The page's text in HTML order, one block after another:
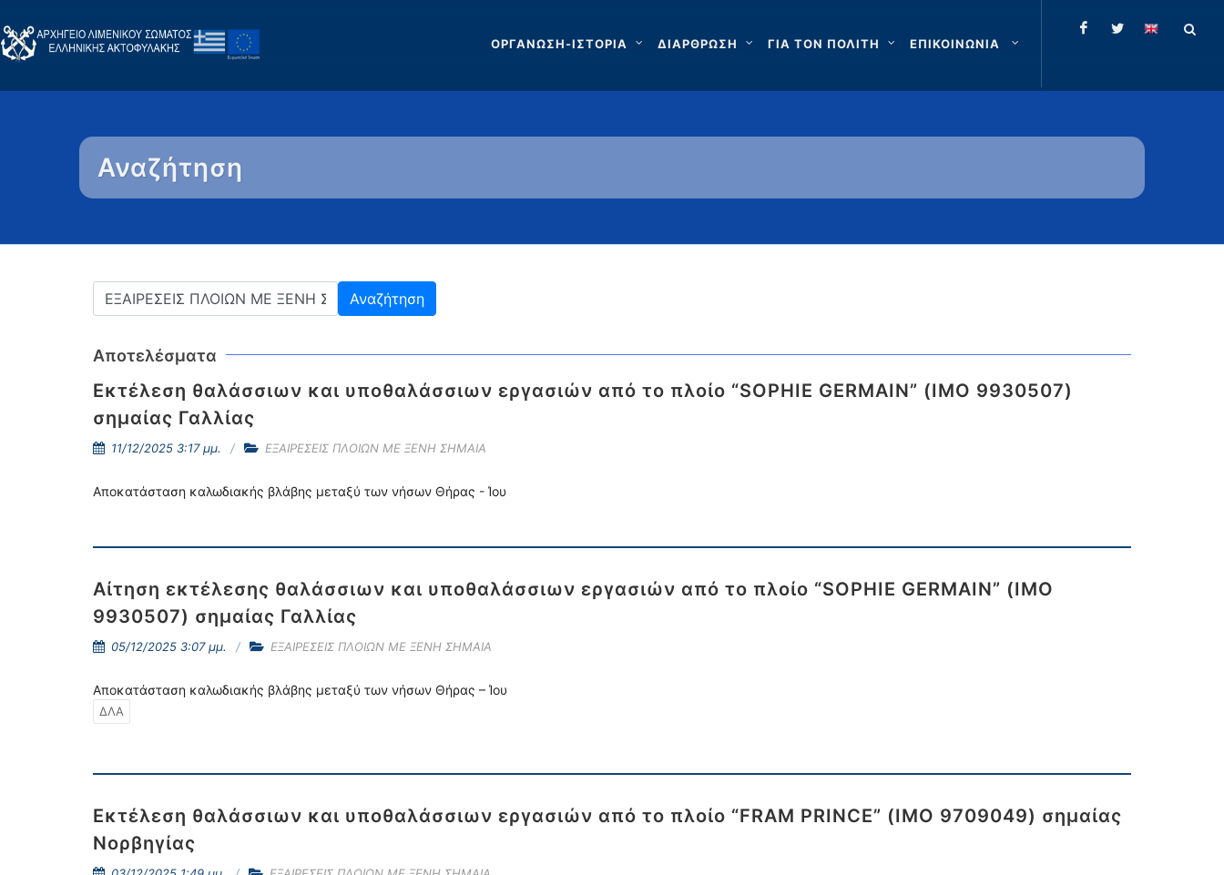
ΟΡΓΑΝΩΣΗ-ΙΣΤΟΡΙΑ ΔΙΑΡΘΡΩΣΗ ΓΙΑ ΤΟΝ ΠΟΛΙΤΗ ΕΠΙΚΟΙΝΩΝΙΑ
Αναζήτηση
Αποτελέσματα
Εκτέλεση θαλάσσιων και υποθαλάσσιων εργασιών από το πλοίο “SOPHIE GERMAIN” (IMO 9930507)
σημαίας Γαλλίας
11/12/2025 3:17 μμ. ΕΞΑΙΡΕΣΕΙΣ ΠΛΟΙΩΝ ΜΕ ΞΕΝΗ ΣΗΜΑΙΑ
Αποκατάσταση καλωδιακής βλάβης μεταξύ των νήσων Θήρας - Ίου
Αίτηση εκτέλεσης θαλάσσιων και υποθαλάσσιων εργασιών από το πλοίο “SOPHIE GERMAIN” (IMO
9930507) σημαίας Γαλλίας
05/12/2025 3:07 μμ. ΕΞΑΙΡΕΣΕΙΣ ΠΛΟΙΩΝ ΜΕ ΞΕΝΗ ΣΗΜΑΙΑ
Αποκατάσταση καλωδιακής βλάβης μεταξύ των νήσων Θήρας – Ίου
ΔΛΑ
Εκτέλεση θαλάσσιων και υποθαλάσσιων εργασιών από το πλοίο “FRAM PRINCE” (IMO 9709049) σημαίας
Νορβηγίας